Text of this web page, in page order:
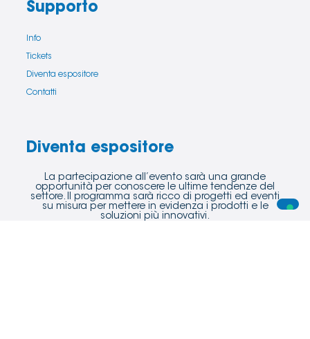
Supporto
Info
Tickets
Diventa espositore
Contatti
Diventa espositore
La partecipazione all’evento sarà una grande
opportunità per conoscere le ultime tendenze del
settore. Il programma sarà ricco di progetti ed eventi
su misura per mettere in evidenza i prodotti e le
soluzioni più innovativi.